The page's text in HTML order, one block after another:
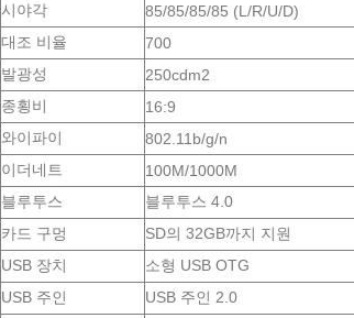
시야각
85/85/85/85 (L/R/U/D)
대조 비율
700
발광성
250cdm2
종횡비
16:9
와이파이
802.11b/g/n
이더네트
100M/1000M
블루투스
블루투스 4.0
카드 구멍
SD의 32GB까지 지원
USB 장치
소형 USB OTG
USB 주인
USB 주인 2.0